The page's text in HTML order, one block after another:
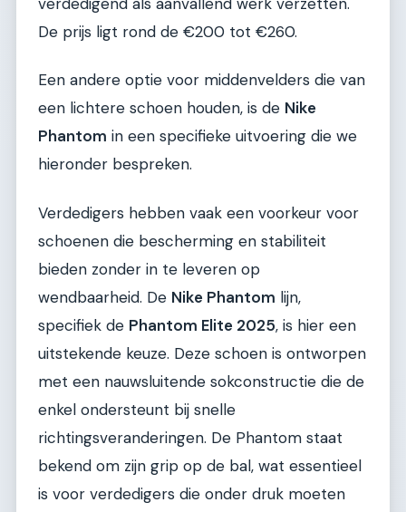
De prijs ligt rond de €200 tot €260.
Een andere optie voor middenvelders die van
een lichtere schoen houden, is de Nike
Phantom in een specifieke uitvoering die we
hieronder bespreken.
Verdedigers hebben vaak een voorkeur voor
schoenen die bescherming en stabiliteit
bieden zonder in te leveren op
wendbaarheid. De Nike Phantom lijn,
specifiek de Phantom Elite 2025, is hier een
uitstekende keuze. Deze schoen is ontworpen
met een nauwsluitende sokconstructie die de
enkel ondersteunt bij snelle
richtingsveranderingen. De Phantom staat
bekend om zijn grip op de bal, wat essentieel
is voor verdedigers die onder druk moeten